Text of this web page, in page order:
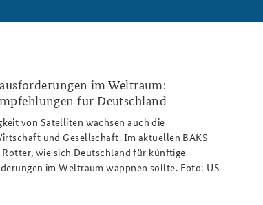
Leaders in Security Policy
Events
im Weltraum:
für Deutschland
von Satelliten wachsen auch die
und Gesellschaft. Im aktuellen BAKS-
wie sich Deutschland für künftige
im Weltraum wappnen sollte. Foto: US